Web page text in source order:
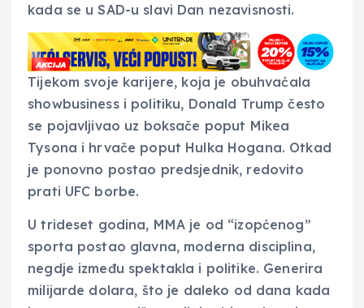
kada se u SAD-u slavi Dan nezavisnosti.
Tijekom svoje karijere, koja je obuhvaćala
showbusiness i politiku, Donald Trump često
se pojavljivao uz boksače poput Mikea
Tysona i hrvače poput Hulka Hogana. Otkad
je ponovno postao predsjednik, redovito
prati UFC borbe.
U trideset godina, MMA je od “izopćenog”
sporta postao glavna, moderna disciplina,
negdje između spektakla i politike. Generira
milijarde dolara, što je daleko od dana kada